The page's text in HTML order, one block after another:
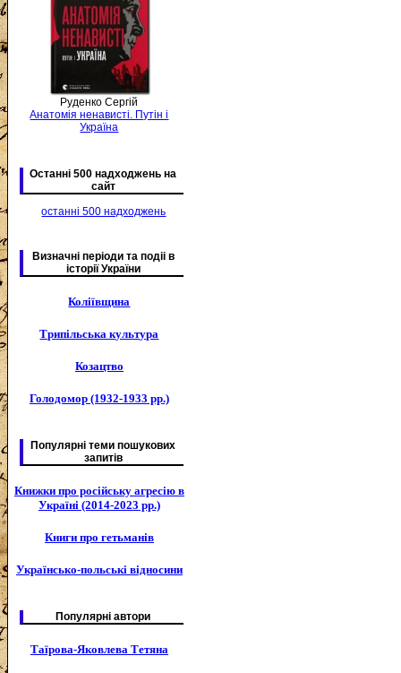
Руденко Сергій
Анатомія ненависті. Путін і
Україна
Останні 500 надходжень на
сайт
останні 500 надходжень
Визначні періоди та подіі в
історії України
Коліївщина
Трипільська культура
Козацтво
Голодомор (1932-1933 рр.)
Популярні теми пошукових
запитів
Книжки про російську агресію в
Україні (2014-2023 рр.)
Книги про гетьманів
Українсько-польські відносини
Популярні автори
Таїрова-Яковлева Тетяна